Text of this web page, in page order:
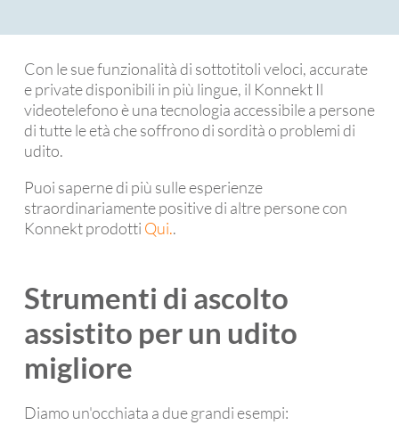
Con le sue funzionalità di sottotitoli veloci, accurate
e private disponibili in più lingue, il Konnekt Il
videotelefono è una tecnologia accessibile a persone
di tutte le età che soffrono di sordità o problemi di
udito.
Puoi saperne di più sulle esperienze
straordinariamente positive di altre persone con
Konnekt prodotti Qui..
Strumenti di ascolto
assistito per un udito
migliore
Diamo un'occhiata a due grandi esempi: